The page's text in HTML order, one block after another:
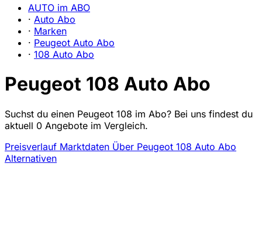
AUTO im ABO
· Auto Abo
· Marken
· Peugeot Auto Abo
· 108 Auto Abo
Peugeot 108 Auto Abo
Suchst du einen Peugeot 108 im Abo? Bei uns findest du
aktuell 0 Angebote im Vergleich.
Preisverlauf Marktdaten Über Peugeot 108 Auto Abo
Alternativen